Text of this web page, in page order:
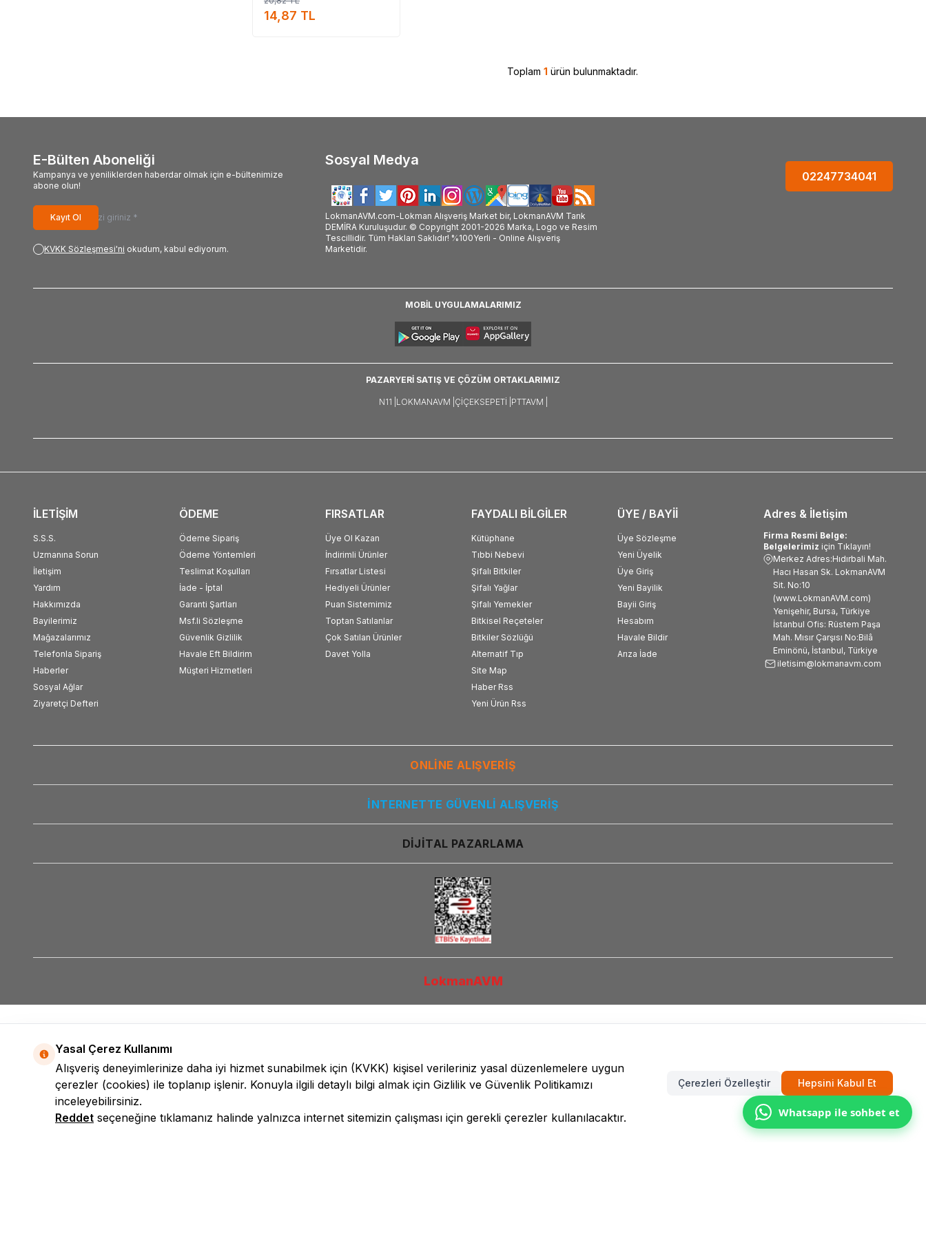
Whatsapp ile sohbet et
#Dinamit_markanın_ürünlerini_satan #Dinamit_markası_satan #Dinamit_markası_ürünleri_satan #Dinamit_marka_ürünleri_satan #Dinamit_marka_ürünleri_satan_yer #Dinamit_marka_ürünleri_nerde_satılır #Dinamit_satışı #Dinamit_satan #Dinamit_satan_yer
14,87 TL
Toplam 1 ürün bulunmaktadır.
E-Bülten Aboneliği
Kampanya ve yeniliklerden haberdar olmak için e-bültenimize
abone olun!
Kayıt Ol
KVKK Sözleşmesi'ni okudum, kabul ediyorum.
Sosyal Medya
LokmanAVM.com-Lokman Alışveriş Market bir, LokmanAVM Tarık
DEMİRA Kuruluşudur. © Copyright 2001-2026 Marka, Logo ve Resim
Tescillidir. Tüm Hakları Saklıdır! %100Yerli - Online Alışveriş
Marketidir.
02247734041
MOBİL UYGULAMALARIMIZ
PAZARYERİ SATIŞ VE ÇÖZÜM ORTAKLARIMIZ
N11 | LOKMANAVM | ÇIÇEKSEPETI | PTTAVM |
Adres & İletişim
Firma Resmi Belge:
Belgelerimiz için Tıklayın!
Merkez Adres:Hıdırbali Mah.
Hacı Hasan Sk. LokmanAVM
Sit. No:10
(www.LokmanAVM.com)
Yenişehir, Bursa, Türkiye
İstanbul Ofis: Rüstem Paşa
Mah. Mısır Çarşısı No:Bilâ
Eminönü, İstanbul, Türkiye
iletisim@lokmanavm.com
İLETİŞİM
S.S.S.
Uzmanına Sorun
İletişim
Yardım
Hakkımızda
Bayilerimiz
Mağazalarımız
Telefonla Sipariş
Haberler
Sosyal Ağlar
Ziyaretçi Defteri
ÖDEME
Ödeme Sipariş
Ödeme Yöntemleri
Teslimat Koşulları
İade - İptal
Garanti Şartları
Msf.li Sözleşme
Güvenlik Gizlilik
Havale Eft Bildirim
Müşteri Hizmetleri
FIRSATLAR
Üye Ol Kazan
İndirimli Ürünler
Fırsatlar Listesi
Hediyeli Ürünler
Puan Sistemimiz
Toptan Satılanlar
Çok Satılan Ürünler
Davet Yolla
FAYDALI BİLGİLER
Kütüphane
Tıbbi Nebevi
Şifalı Bitkiler
Şifalı Yağlar
Şifalı Yemekler
Bitkisel Reçeteler
Bitkiler Sözlüğü
Alternatif Tıp
Site Map
Haber Rss
Yeni Ürün Rss
ÜYE / BAYİİ
Üye Sözleşme
Yeni Üyelik
Üye Giriş
Yeni Bayilik
Bayii Giriş
Hesabım
Havale Bildir
Arıza İade
ONLİNE ALIŞVERİŞ
İNTERNETTE GÜVENLİ ALIŞVERİŞ
DİJİTAL PAZARLAMA
LokmanAVM
Yasal Çerez Kullanımı
Alışveriş deneyimlerinize daha iyi hizmet sunabilmek için (KVKK) kişisel verileriniz yasal düzenlemelere uygun
çerezler (cookies) ile toplanıp işlenir. Konuyla ilgili detaylı bilgi almak için Gizlilik ve Güvenlik Politikamızı
inceleyebilirsiniz.
Reddet seçeneğine tıklamanız halinde yalnızca internet sitemizin çalışması için gerekli çerezler kullanılacaktır.
Çerezleri Özelleştir Hepsini Kabul Et